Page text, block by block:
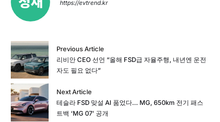
https://evtrend.kr
Previous Article
리비안 CEO 선언 “올해 FSD급 자율주행, 내년엔 운전
자도 필요 없다”
Next Article
테슬라 FSD 맞설 AI 품었다… MG, 650km 전기 패스
트백 ‘MG 07’ 공개